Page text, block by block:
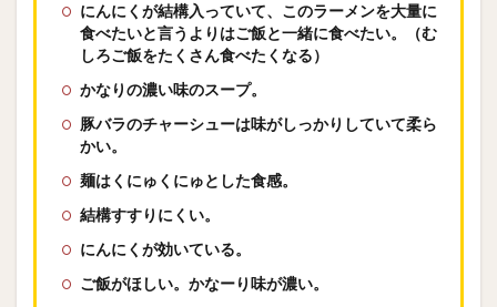
にんにくが結構入っていて、このラーメンを大量に
食べたいと言うよりはご飯と一緒に食べたい。（む
しろご飯をたくさん食べたくなる）
かなりの濃い味のスープ。
豚バラのチャーシューは味がしっかりしていて柔ら
かい。
麺はくにゅくにゅとした食感。
結構すすりにくい。
にんにくが効いている。
ご飯がほしい。かなーり味が濃い。